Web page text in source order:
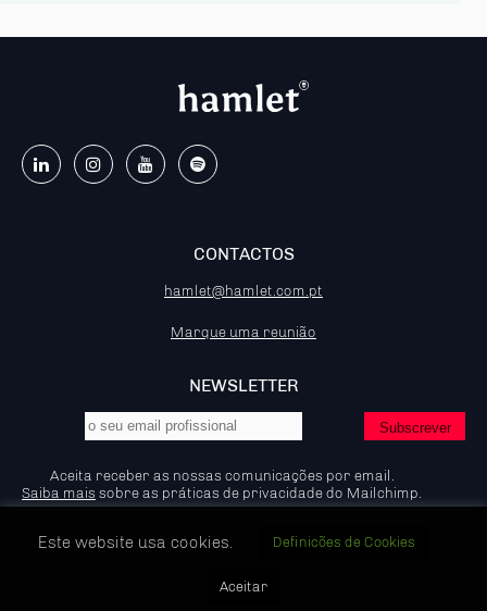
CONTACTOS
hamlet@hamlet.com.pt
Marque uma reunião
NEWSLETTER
Aceita receber as nossas comunicações por email.
Saiba mais sobre as práticas de privacidade do Mailchimp.
Política de Privacidade e Cookies
Este website usa cookies. Definicões de Cookies
Aceitar